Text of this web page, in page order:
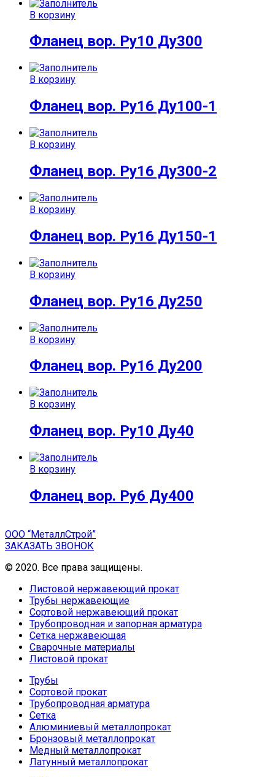
В корзину
Фланец вор. Ру10 Ду300
В корзину
Фланец вор. Ру16 Ду100-1
В корзину
Фланец вор. Ру16 Ду300-2
В корзину
Фланец вор. Ру16 Ду150-1
В корзину
Фланец вор. Ру16 Ду250
В корзину
Фланец вор. Ру16 Ду200
В корзину
Фланец вор. Ру10 Ду40
В корзину
Фланец вор. Ру6 Ду400
ООО “МеталлСтрой”
ЗАКАЗАТЬ ЗВОНОК
© 2020. Все права защищены.
Листовой нержавеющий прокат
Трубы нержавеющие
Сортовой нержавеющий прокат
Трубопроводная и запорная арматура
Сетка нержавеющая
Сварочные материалы
Листовой прокат
Трубы
Сортовой прокат
Трубопроводная арматура
Сетка
Алюминиевый металлопрокат
Бронзовый металлопрокат
Медный металлопрокат
Латунный металлопрокат